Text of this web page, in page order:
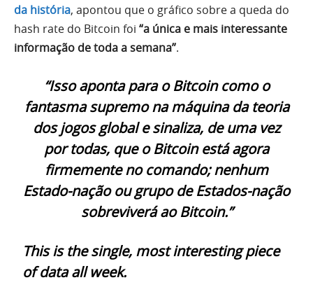
da história, apontou que o gráfico sobre a queda do
hash rate do Bitcoin foi “a única e mais interessante
informação de toda a semana”.
“Isso aponta para o Bitcoin como o
fantasma supremo na máquina da teoria
dos jogos global e sinaliza, de uma vez
por todas, que o Bitcoin está agora
firmemente no comando; nenhum
Estado-nação ou grupo de Estados-nação
sobreviverá ao Bitcoin.”
This is the single, most interesting piece
of data all week.